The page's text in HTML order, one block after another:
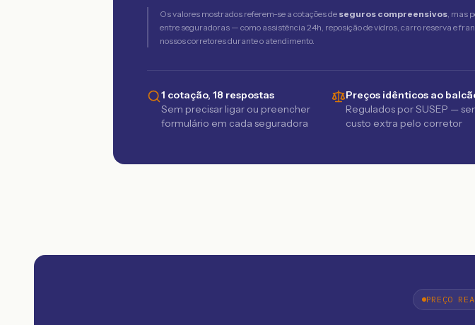
Os valores mostrados referem-se a cotações de seguros compreensivos, mas
entre seguradoras — como assistência 24h, reposição de vidros, carro reserva e
nossos corretores durante o atendimento.
1 cotação, 18 respostas
Sem precisar ligar ou preencher
formulário em cada seguradora
Preços idênticos ao
Regulados por SUSEP —
custo extra pelo corretor
PREÇO